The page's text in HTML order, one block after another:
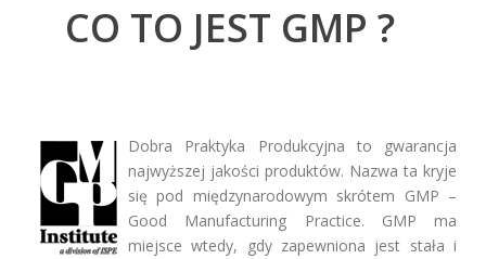
CO TO JEST GMP ?
Dobra Praktyka Produkcyjna to gwarancja
najwyższej jakości produktów. Nazwa ta kryje
się pod międzynarodowym skrótem GMP –
Good Manufacturing Practice. GMP ma
miejsce wtedy, gdy zapewniona jest stała i